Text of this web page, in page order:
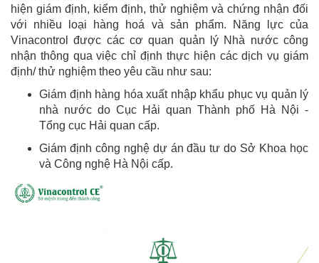
hiện giám định, kiểm định, thử nghiệm và chứng nhận đối
với nhiều loại hàng hoá và sản phẩm. Năng lực của
Vinacontrol được các cơ quan quản lý Nhà nước công
nhận thông qua việc chỉ định thực hiện các dịch vụ giám
định/ thử nghiệm theo yêu cầu như sau:
Giám định hàng hóa xuất nhập khẩu phục vụ quản lý
nhà nước do Cục Hải quan Thành phố Hà Nội -
Tổng cục Hải quan cấp.
Giám định công nghệ dự án đầu tư do Sở Khoa học
và Công nghệ Hà Nội cấp.